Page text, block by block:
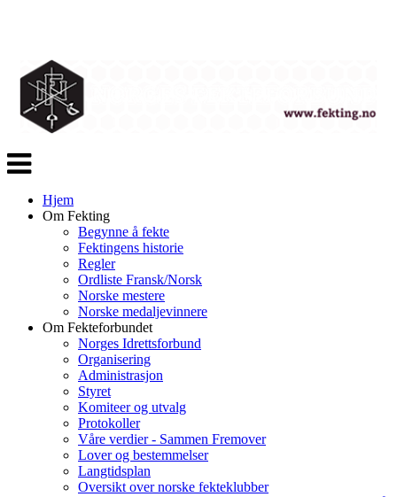
Veksle
navigasjon
Hjem
Om Fekting
Begynne å fekte
Fektingens historie
Regler
Ordliste Fransk/Norsk
Norske mestere
Norske medaljevinnere
Om Fekteforbundet
Norges Idrettsforbund
Organisering
Administrasjon
Styret
Komiteer og utvalg
Protokoller
Våre verdier - Sammen Fremover
Lover og bestemmelser
Langtidsplan
Oversikt over norske fekteklubber